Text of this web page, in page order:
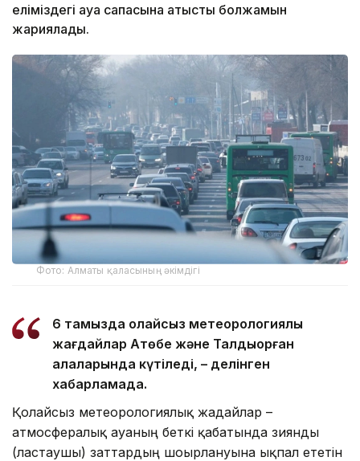
еліміздегі ауа сапасына қатысты болжамын
жариялады.
Фото: Алматы қаласының әкімдігі
6 тамызда қолайсыз метеорологиялық
жағдайлар Ақтөбе және Талдықорған
қалаларында күтіледі, – делінген
хабарламада.
Қолайсыз метеорологиялық жағдайлар –
атмосфералық ауаның беткі қабатында зиянды
(ластаушы) заттардың шоғырлануына ықпал ететін